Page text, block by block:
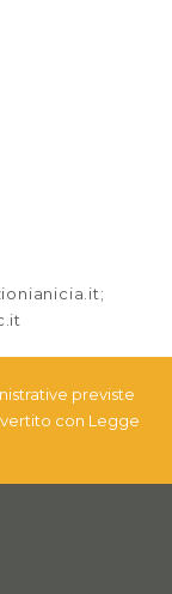
previste
con Legge